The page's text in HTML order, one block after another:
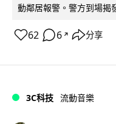
動鄰居報警。警方到場揭
62 6 ↗ 分享
3C科技 流動音樂